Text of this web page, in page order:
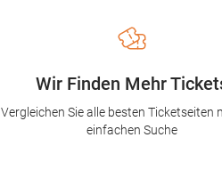
Wir Finden Mehr
Vergleichen Sie alle besten Ticketseiten
einfachen Suche